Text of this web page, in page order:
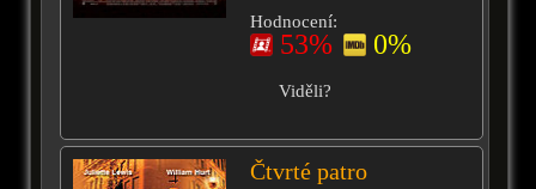
Hodnocení:
53% 0%
Viděli?
Čtvrté patro